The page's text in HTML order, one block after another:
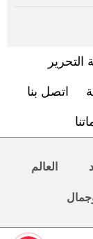
اتصل بنا
العالم